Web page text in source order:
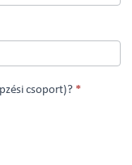
csoport)? *